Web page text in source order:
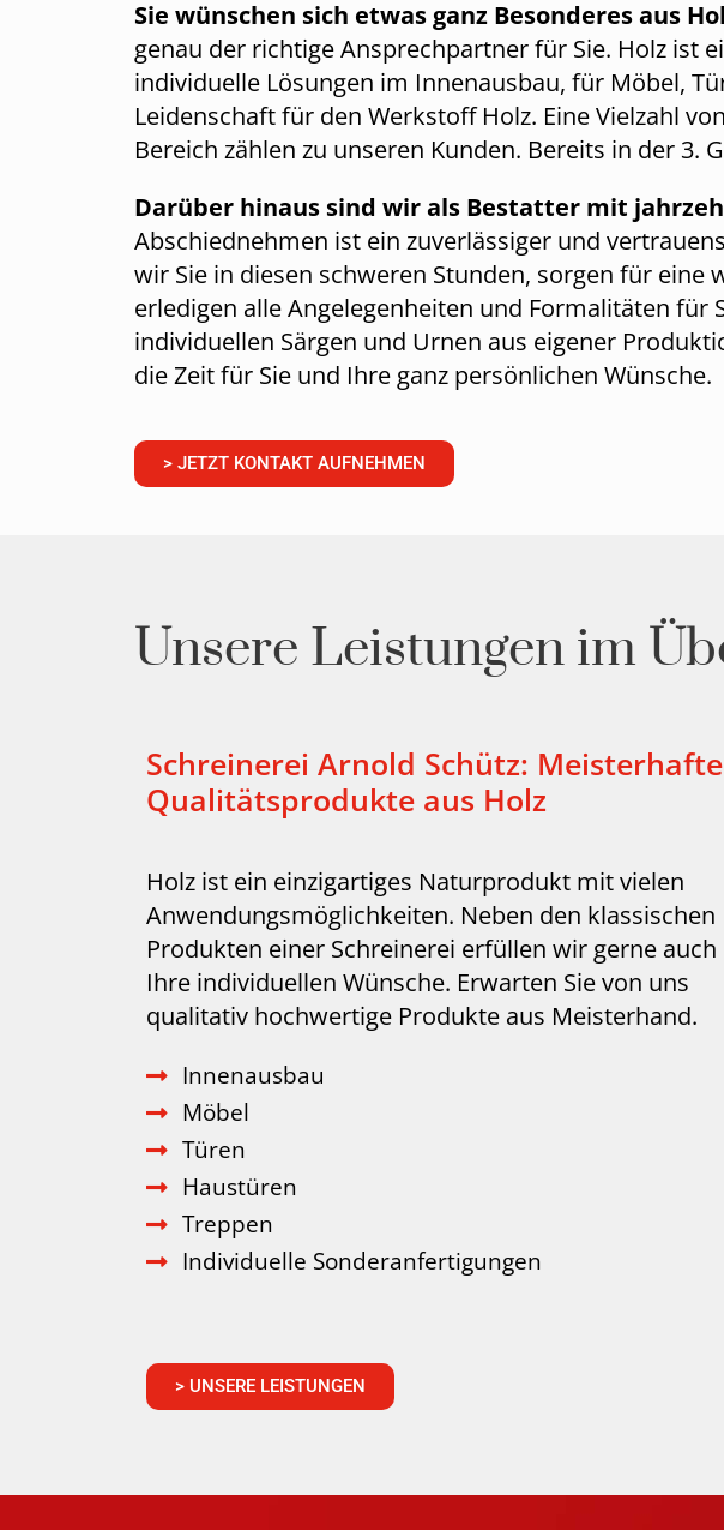
Sie wünschen sich etwas ganz Besonderes aus
genau der richtige Ansprechpartner für Sie. Holz ist
individuelle Lösungen im Innenausbau, für Möbel,
Leidenschaft für den Werkstoff Holz. Eine Vielzahl
Bereich zählen zu unseren Kunden. Bereits in der 3.
Darüber hinaus sind wir als Bestatter mit
Abschiednehmen ist ein zuverlässiger und
wir Sie in diesen schweren Stunden, sorgen für eine
erledigen alle Angelegenheiten und Formalitäten
individuellen Särgen und Urnen aus eigener
die Zeit für Sie und Ihre ganz persönlichen Wünsche.
> JETZT KONTAKT AUFNEHMEN
Unsere Leistungen im
Schreinerei Arnold Schütz: Meisterhafte
Qualitätsprodukte aus Holz
Holz ist ein einzigartiges Naturprodukt mit vielen
Anwendungsmöglichkeiten. Neben den klassischen
Produkten einer Schreinerei erfüllen wir gerne auch
Ihre individuellen Wünsche. Erwarten Sie von uns
qualitativ hochwertige Produkte aus Meisterhand.
Innenausbau
Möbel
Türen
Haustüren
Treppen
Individuelle Sonderanfertigungen
> UNSERE LEISTUNGEN